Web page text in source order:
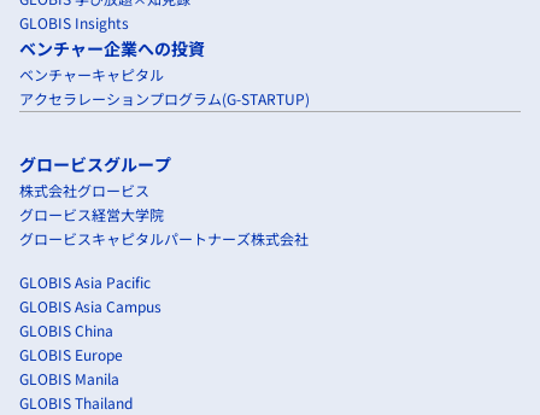
GLOBIS Insights
ベンチャー企業への投資
ベンチャーキャピタル
アクセラレーションプログラム(G-STARTUP)
グロービスグループ
株式会社グロービス
グロービス経営大学院
グロービスキャピタルパートナーズ株式会社
GLOBIS Asia Pacific
GLOBIS Asia Campus
GLOBIS China
GLOBIS Europe
GLOBIS Manila
GLOBIS Thailand